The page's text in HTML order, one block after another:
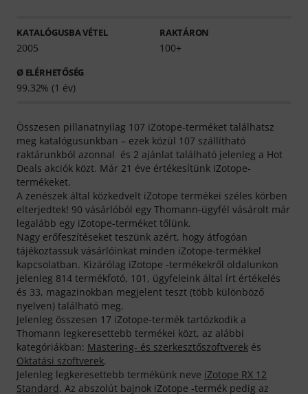
KATALÓGUSBA VÉTEL
2005
RAKTÁRON
100+
Ø ELÉRHETŐSÉG
99.32% (1 év)
Összesen pillanatnyilag 107 iZotope-terméket találhatsz
meg katalógusunkban – ezek közül 107 szállítható
raktárunkból azonnal és 2 ajánlat található jelenleg a Hot
Deals akciók közt. Már 21 éve értékesítünk iZotope-
termékeket.
A zenészek által közkedvelt iZotope termékei széles körben
elterjedtek! 90 vásárlóból egy Thomann-ügyfél vásárolt már
legalább egy iZotope-terméket tőlünk.
Nagy erőfeszítéseket teszünk azért, hogy átfogóan
tájékoztassuk vásárlóinkat minden iZotope-termékkel
kapcsolatban. Kizárólag iZotope -termékekről oldalunkon
jelenleg 814 termékfotó, 101, ügyfeleink által írt értékelés
és 33, magazinokban megjelent teszt (több különböző
nyelven) található meg.
Jelenleg összesen 17 iZotope-termék tartózkodik a
Thomann legkeresettebb termékei közt, az alábbi
kategóriákban: Mastering- és szerkesztőszoftverek és
Oktatási szoftverek.
Jelenleg legkeresettebb termékünk neve iZotope RX 12
Standard. Az abszolút bajnok iZotope -termék pedig az